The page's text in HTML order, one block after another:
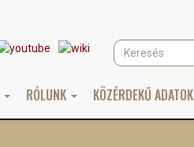
Keresés
RÓLUNK KÖZÉRDEKŰ ADATOK